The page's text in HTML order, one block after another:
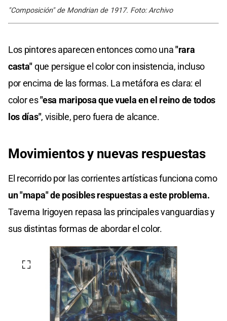
"Composición" de Mondrian de 1917. Foto: Archivo
Los pintores aparecen entonces como una"rara
casta"que persigue el color con insistencia, incluso
por encima de las formas. La metáfora es clara: el
color es"esa mariposa que vuela en el reino de todos
los días", visible, pero fuera de alcance.
Movimientos y nuevas respuestas
El recorrido por las corrientes artísticas funciona como
un "mapa" de posibles respuestas a este problema.
Taverna Irigoyen repasa las principales vanguardias y
sus distintas formas de abordar el color.